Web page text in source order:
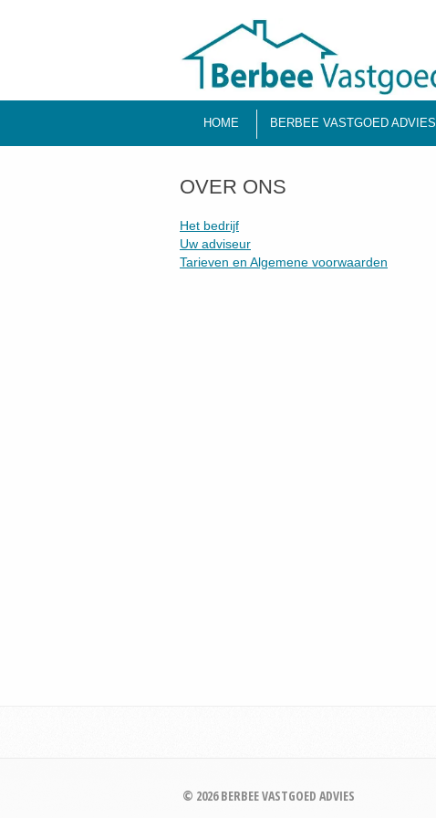
HOME BERBEE VASTGOED ADVIES
OVER ONS
Het bedrijf
Uw adviseur
Tarieven en Algemene voorwaarden
© 2026 BERBEE VASTGOED ADVIES